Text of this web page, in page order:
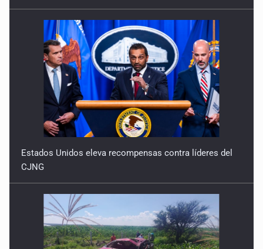
Estados Unidos eleva recompensas contra líderes del
CJNG